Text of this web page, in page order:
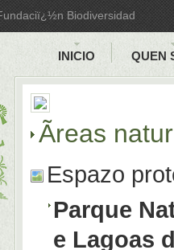
Biodiversidad
INICIO QUEN
Ãreas
Espazo
Parque
e Lagoas